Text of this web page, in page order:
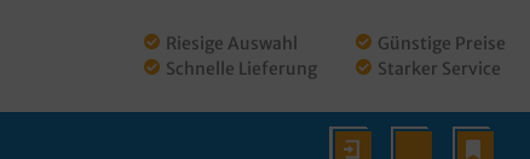
Riesige Auswahl
Schnelle Lieferung
Günstige Preise
Starker Service